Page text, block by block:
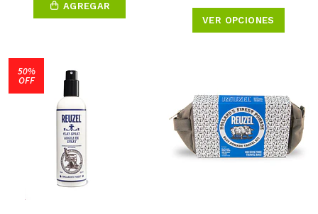
AGREGAR
VER OPCIONES
50%
OFF